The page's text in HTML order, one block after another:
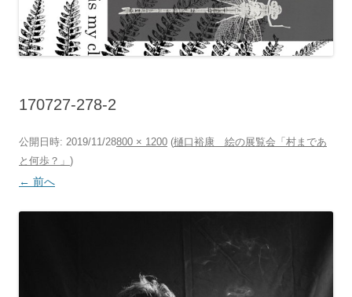
170727-278-2
公開日時: 2019/11/28800 × 1200 (樋口裕康 絵の展覧会「村まであ
と何歩？」 )
← 前へ